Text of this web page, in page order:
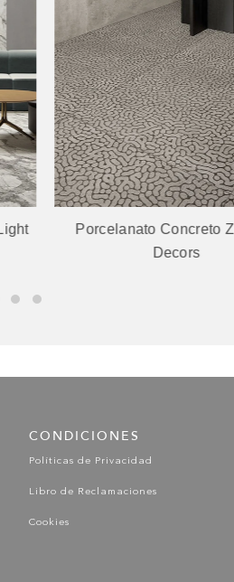
Porcelanato Concreto
Decors
CONDICIONES
Políticas de Privacidad
Libro de Reclamaciones
Cookies